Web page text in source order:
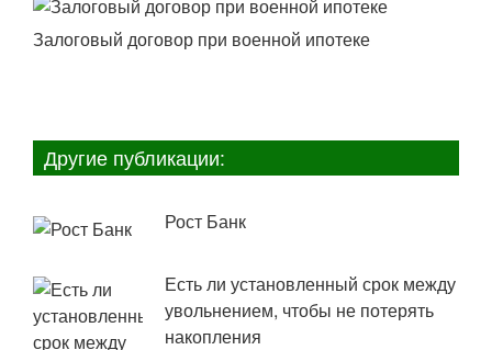
Залоговый договор при военной ипотеке
Другие публикации:
Рост Банк
Есть ли установленный срок между
увольнением, чтобы не потерять
накопления